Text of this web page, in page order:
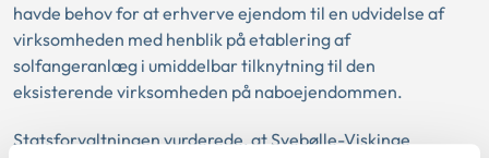
havde behov for at erhverve ejendom til en udvidelse af
virksomheden med henblik på etablering af
solfangeranlæg i umiddelbar tilknytning til den
eksisterende virksomheden på naboejendommen.
Statsforvaltningen vurderede, at Svebølle-Viskinge